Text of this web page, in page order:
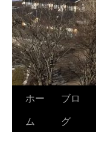
ホー
ム
ブロ
グ